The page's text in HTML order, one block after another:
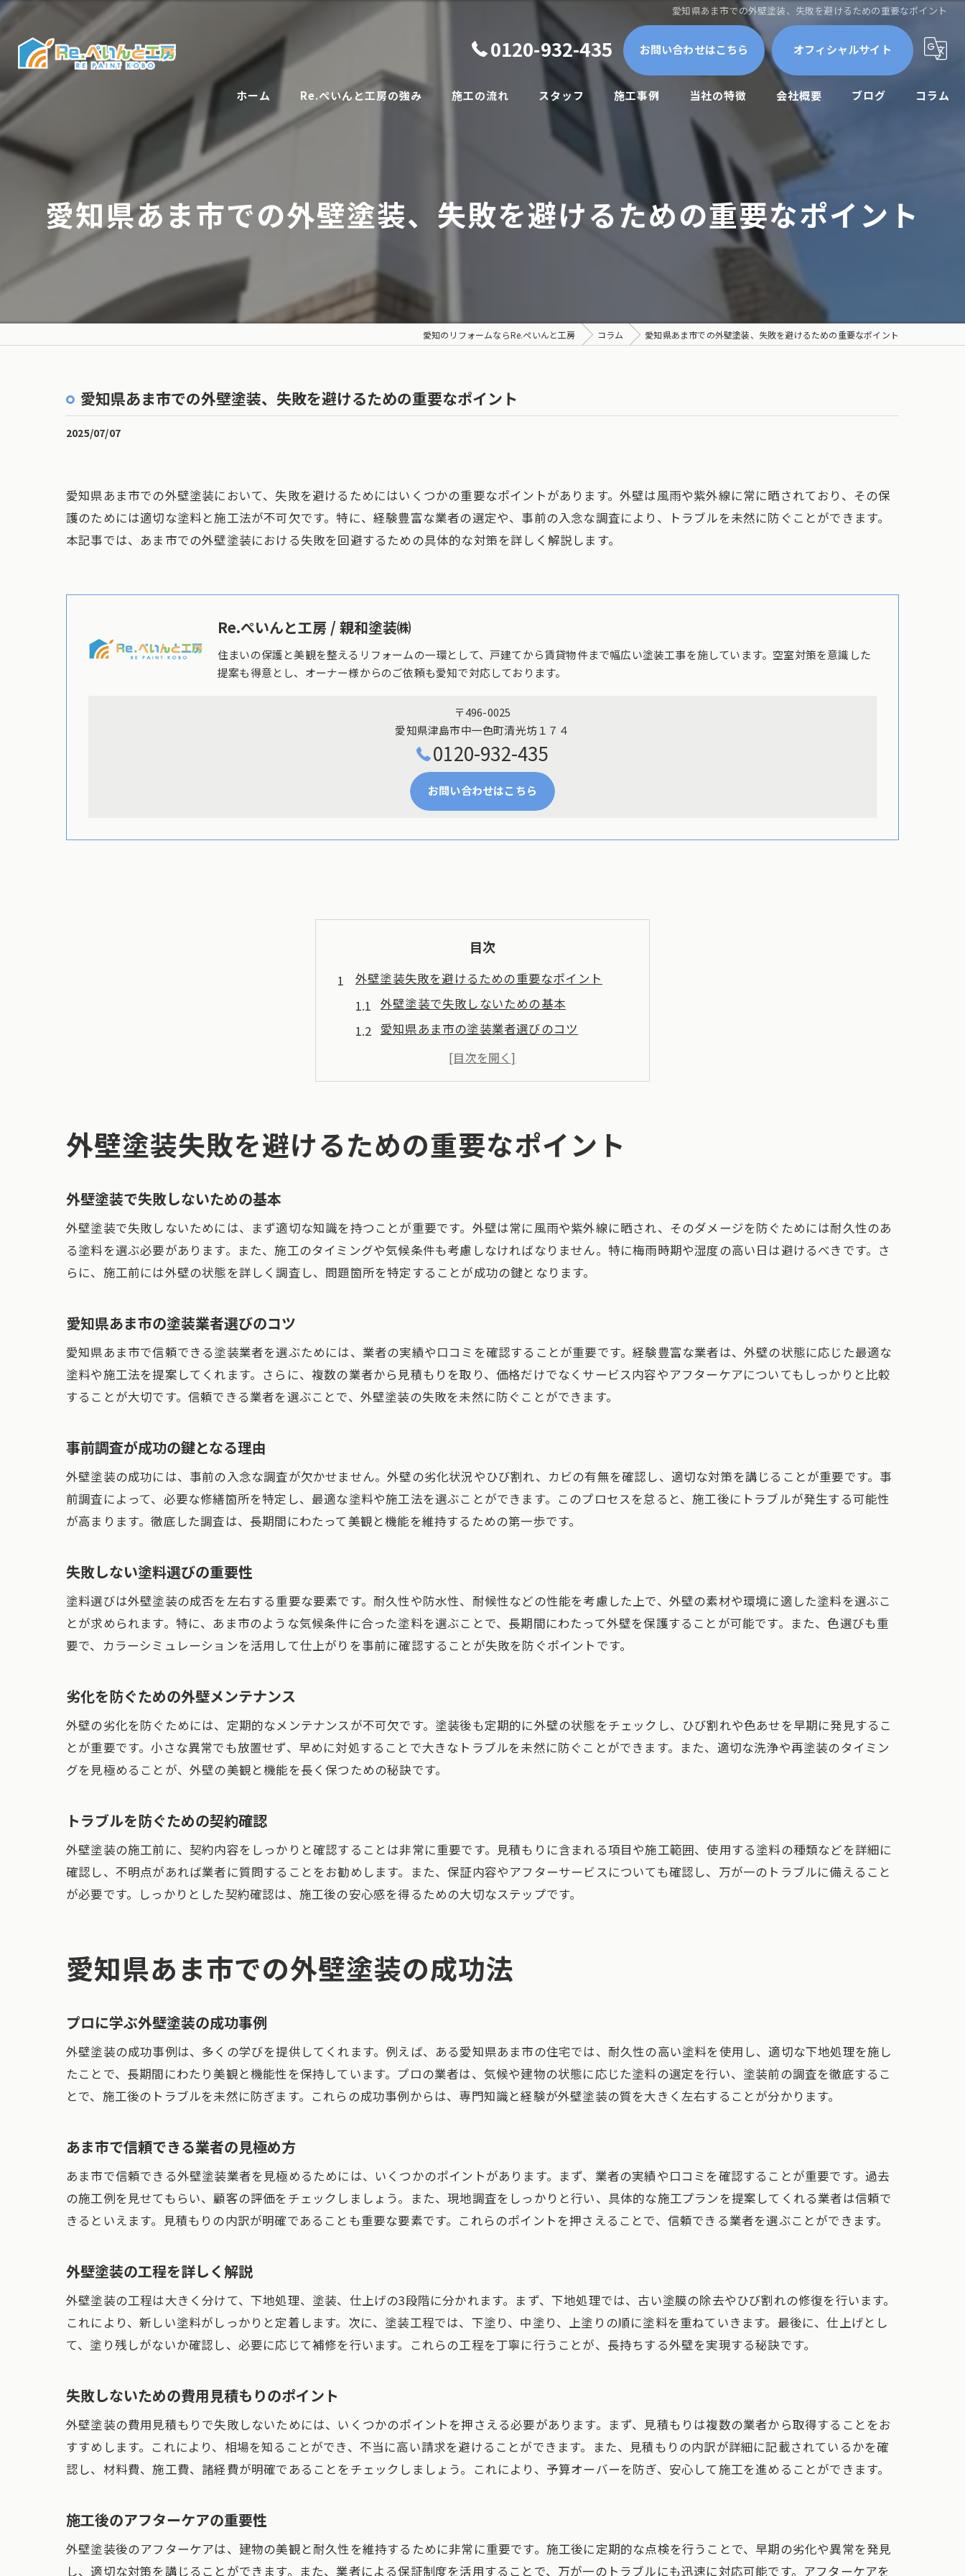
愛知県あま市での外壁塗装、失敗を避けるための重要なポイント
0120-932-435 お問い合わせはこちら オフィシャルサイト
ホーム Re.ぺいんと工房の強み 施工の流れ スタッフ 施工事例 当社の特徴
屋根外壁
外壁塗装
防水工事
会社概要 ブログ コラム
愛知県あま市での外壁塗装、失敗を避けるための重要なポイント
愛知のリフォームならRe.ぺいんと工房 コラム 愛知県あま市での外壁塗装、失敗を避けるための重要なポイント
愛知県あま市での外壁塗装、失敗を避けるための重要なポイント
2025/07/07
愛知県あま市での外壁塗装において、失敗を避けるためにはいくつかの重要なポイントがあります。外壁は風雨や紫外線に常に晒されており、その保
護のためには適切な塗料と施工法が不可欠です。特に、経験豊富な業者の選定や、事前の入念な調査により、トラブルを未然に防ぐことができます。
本記事では、あま市での外壁塗装における失敗を回避するための具体的な対策を詳しく解説します。
Re.ぺいんと工房 / 親和塗装㈱
住まいの保護と美観を整えるリフォームの一環として、戸建てから賃貸物件まで幅広い塗装工事を施しています。空室対策を意識した
提案も得意とし、オーナー様からのご依頼も愛知で対応しております。
〒496-0025
愛知県津島市中一色町清光坊１７４
0120-932-435
お問い合わせはこちら
目次
外壁塗装失敗を避けるための重要なポイント
外壁塗装で失敗しないための基本
愛知県あま市の塗装業者選びのコツ
事前調査が成功の鍵となる理由
失敗しない塗料選びの重要性
トラブルを防ぐための契約確認
愛知県あま市での外壁塗装の成功法
外壁塗装の工程を詳しく解説
失敗しないための費用見積もりのポイント
施工後のアフターケアの重要性
外壁塗装のタイミングを見極める
業者との信頼関係を築く方法
塗料の種類と特性を理解する
外壁塗装で後悔しないための準備
外壁塗装で後悔しないための対策
事前に知っておきたい重要ポイント
長持ちする塗装のためのメンテナンス
外壁塗装で後悔した事例から学ぶ
施工後に気をつけるべきポイント
信頼できる業者の選び方の基準
塗料選びが施工結果に与える影響
外壁塗装の失敗事例とその回避法
よくある失敗事例とその原因
プロが語る失敗しないための秘訣
外壁塗装の失敗を未然に防ぐチェックリスト
外壁塗装に必要な基本知識
最後まで安心できる業者選び
外壁塗装の全体像を理解する
愛知県あま市の外壁塗装で失敗を避ける
プロに依頼する際のポイント
施工前後に注意すべきこと
外壁塗装失敗を避けるための重要なポイント
外壁塗装で失敗しないための基本
外壁塗装で失敗しないためには、まず適切な知識を持つことが重要です。外壁は常に風雨や紫外線に晒され、そのダメージを防ぐためには耐久性のあ
る塗料を選ぶ必要があります。また、施工のタイミングや気候条件も考慮しなければなりません。特に梅雨時期や湿度の高い日は避けるべきです。さ
らに、施工前には外壁の状態を詳しく調査し、問題箇所を特定することが成功の鍵となります。
愛知県あま市の塗装業者選びのコツ
愛知県あま市で信頼できる塗装業者を選ぶためには、業者の実績や口コミを確認することが重要です。経験豊富な業者は、外壁の状態に応じた最適な
塗料や施工法を提案してくれます。さらに、複数の業者から見積もりを取り、価格だけでなくサービス内容やアフターケアについてもしっかりと比較
することが大切です。信頼できる業者を選ぶことで、外壁塗装の失敗を未然に防ぐことができます。
事前調査が成功の鍵となる理由
外壁塗装の成功には、事前の入念な調査が欠かせません。外壁の劣化状況やひび割れ、カビの有無を確認し、適切な対策を講じることが重要です。事
前調査によって、必要な修繕箇所を特定し、最適な塗料や施工法を選ぶことができます。このプロセスを怠ると、施工後にトラブルが発生する可能性
が高まります。徹底した調査は、長期間にわたって美観と機能を維持するための第一歩です。
失敗しない塗料選びの重要性
塗料選びは外壁塗装の成否を左右する重要な要素です。耐久性や防水性、耐候性などの性能を考慮した上で、外壁の素材や環境に適した塗料を選ぶこ
とが求められます。特に、あま市のような気候条件に合った塗料を選ぶことで、長期間にわたって外壁を保護することが可能です。また、色選びも重
要で、カラーシミュレーションを活用して仕上がりを事前に確認することが失敗を防ぐポイントです。
劣化を防ぐための外壁メンテナンス
外壁の劣化を防ぐためには、定期的なメンテナンスが不可欠です。塗装後も定期的に外壁の状態をチェックし、ひび割れや色あせを早期に発見するこ
とが重要です。小さな異常でも放置せず、早めに対処することで大きなトラブルを未然に防ぐことができます。また、適切な洗浄や再塗装のタイミン
グを見極めることが、外壁の美観と機能を長く保つための秘訣です。
トラブルを防ぐための契約確認
外壁塗装の施工前に、契約内容をしっかりと確認することは非常に重要です。見積もりに含まれる項目や施工範囲、使用する塗料の種類などを詳細に
確認し、不明点があれば業者に質問することをお勧めします。また、保証内容やアフターサービスについても確認し、万が一のトラブルに備えること
が必要です。しっかりとした契約確認は、施工後の安心感を得るための大切なステップです。
愛知県あま市での外壁塗装の成功法
プロに学ぶ外壁塗装の成功事例
外壁塗装の成功事例は、多くの学びを提供してくれます。例えば、ある愛知県あま市の住宅では、耐久性の高い塗料を使用し、適切な下地処理を施し
たことで、長期間にわたり美観と機能性を保持しています。プロの業者は、気候や建物の状態に応じた塗料の選定を行い、塗装前の調査を徹底するこ
とで、施工後のトラブルを未然に防ぎます。これらの成功事例からは、専門知識と経験が外壁塗装の質を大きく左右することが分かります。
あま市で信頼できる業者の見極め方
あま市で信頼できる外壁塗装業者を見極めるためには、いくつかのポイントがあります。まず、業者の実績や口コミを確認することが重要です。過去
の施工例を見せてもらい、顧客の評価をチェックしましょう。また、現地調査をしっかりと行い、具体的な施工プランを提案してくれる業者は信頼で
きるといえます。見積もりの内訳が明確であることも重要な要素です。これらのポイントを押さえることで、信頼できる業者を選ぶことができます。
外壁塗装の工程を詳しく解説
外壁塗装の工程は大きく分けて、下地処理、塗装、仕上げの3段階に分かれます。まず、下地処理では、古い塗膜の除去やひび割れの修復を行います。
これにより、新しい塗料がしっかりと定着します。次に、塗装工程では、下塗り、中塗り、上塗りの順に塗料を重ねていきます。最後に、仕上げとし
て、塗り残しがないか確認し、必要に応じて補修を行います。これらの工程を丁寧に行うことが、長持ちする外壁を実現する秘訣です。
失敗しないための費用見積もりのポイント
外壁塗装の費用見積もりで失敗しないためには、いくつかのポイントを押さえる必要があります。まず、見積もりは複数の業者から取得することをお
すすめします。これにより、相場を知ることができ、不当に高い請求を避けることができます。また、見積もりの内訳が詳細に記載されているかを確
認し、材料費、施工費、諸経費が明確であることをチェックしましょう。これにより、予算オーバーを防ぎ、安心して施工を進めることができます。
施工後のアフターケアの重要性
外壁塗装後のアフターケアは、建物の美観と耐久性を維持するために非常に重要です。施工後に定期的な点検を行うことで、早期の劣化や異常を発見
し、適切な対策を講じることができます。また、業者による保証制度を活用することで、万が一のトラブルにも迅速に対応可能です。アフターケアを